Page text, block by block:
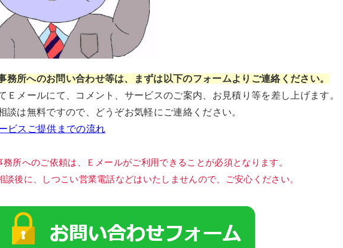
務所へのお問い合わせ等は、まずは以下のフォームよりご連絡ください。
Ｅメールにて、コメント、サービスのご案内、お見積り等を差し上げます。
談は無料ですので、どうぞお気軽にご連絡ください。
ビスご提供までの流れ
所へのご依頼は、Ｅメールがご利用できることが必須となります。
談後に、しつこい営業電話などはいたしませんので、ご安心ください。